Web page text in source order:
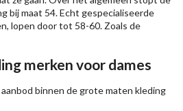
bij maat 54. Echt gespecialiseerde
lopen door tot 58-60. Zoals de
merken voor dames
binnen de grote maten kleding